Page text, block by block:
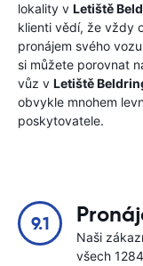
lokality v Letiště
klienti vědí, že vždy
pronájem svého
si můžete porovnat
vůz v Letiště
obvykle mnohem
poskytovatele.
9.1
Naši
všech